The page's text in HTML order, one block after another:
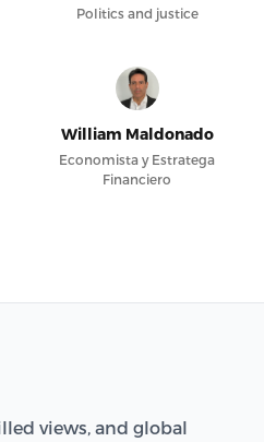
Politics and justice
William Maldonado
Economista y Estratega
Financiero
views, and global